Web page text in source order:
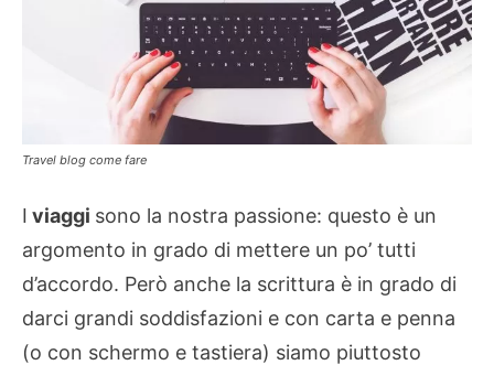
Travel blog come fare
I viaggi sono la nostra passione: questo è un
argomento in grado di mettere un po’ tutti
d’accordo. Però anche la scrittura è in grado di
darci grandi soddisfazioni e con carta e penna
(o con schermo e tastiera) siamo piuttosto